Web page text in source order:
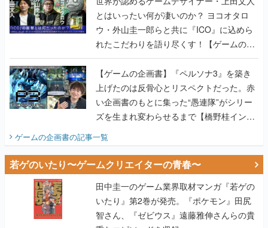
とはいったい何が凄いのか？ ヨコオタロ
ウ・外山圭一郎らと共に『ICO』に込めら
れたこだわりを語り尽くす！【ゲームの企
画書】
【ゲームの企画書】『ペルソナ3』を築き
上げたのは反骨心とリスペクトだった。赤
い企画書のもとに集った“愚連隊”がシリー
ズを生まれ変わらせるまで【橋野桂インタ
ゲームの企画書の記事一覧
若ゲのいたり〜ゲームクリエイターの青春〜
田中圭一のゲーム業界取材マンガ『若ゲの
いたり』第2巻が発売。『ポケモン』田尻
智さん、『ゼビウス』遠藤雅伸さんらの貴